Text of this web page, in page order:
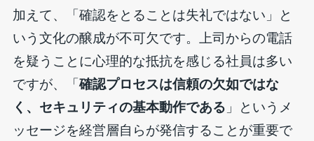
加えて、「確認をとることは失礼ではない」と
いう文化の醸成が不可欠です。上司からの電話
を疑うことに心理的な抵抗を感じる社員は多い
ですが、「確認プロセスは信頼の欠如ではな
く、セキュリティの基本動作である 」というメ
ッセージを経営層自らが発信することが重要で